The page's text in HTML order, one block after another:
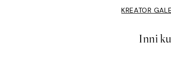
KREATOR
Inni